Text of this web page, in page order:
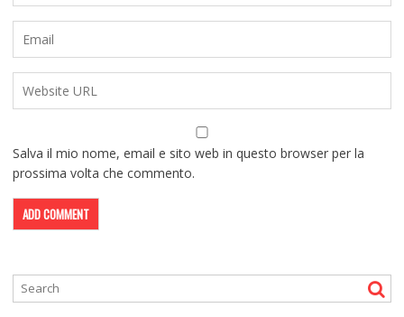
Salva il mio nome, email e sito web in questo browser per la
prossima volta che commento.